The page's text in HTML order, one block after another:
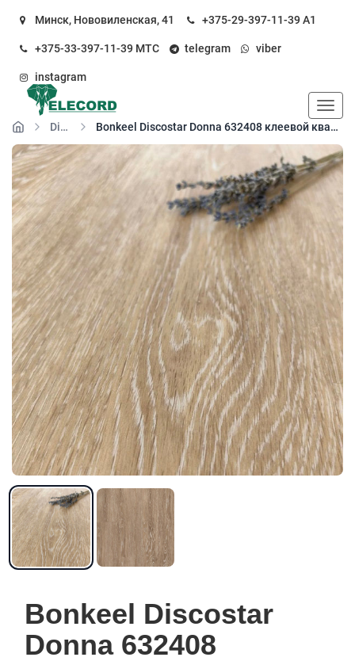
Минск, Нововиленская, 41 +375-29-397-11-39А1
+375-33-397-11-39 МТС telegram viber
instagram
Discostar
Bonkeel Discostar Donna 632408 клеевой кварц-виниловый пол (SPC floor)
Bonkeel Discostar
Donna 632408